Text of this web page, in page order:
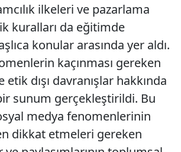
ilkeleri ve pazarlama
kuralları da eğitimde
konular arasında yer aldı.
kaçınması gereken
etik dışı davranışlar hakkında
sunum gerçekleştirildi. Bu
medya fenomenlerinin
dikkat etmeleri gereken